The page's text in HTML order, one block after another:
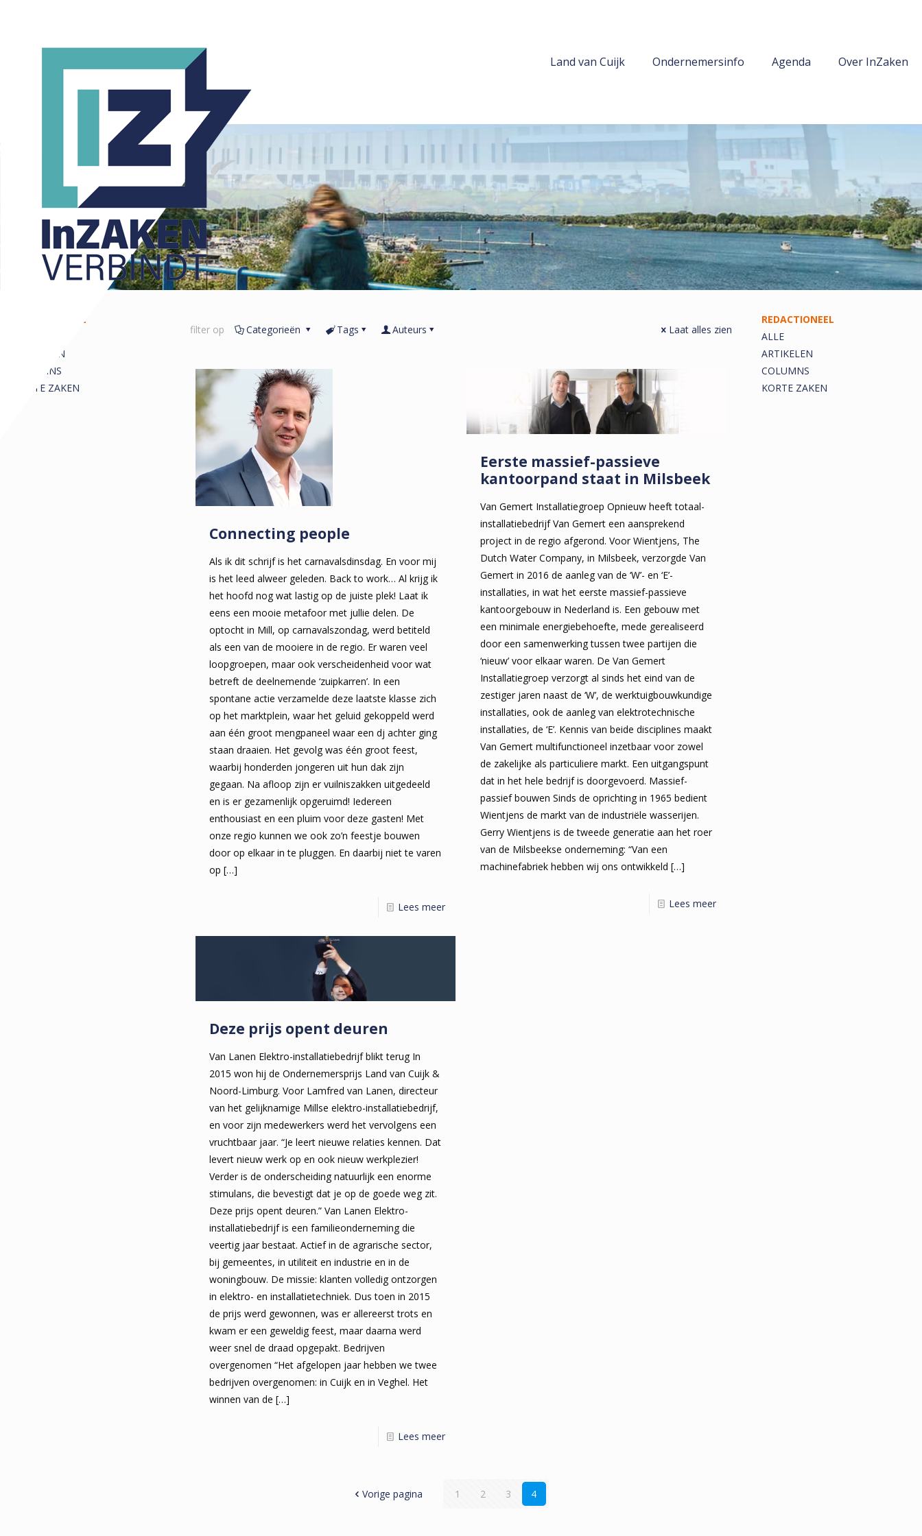
Land van Cuijk Ondernemersinfo Agenda Over InZaken
filter op Categorieën Tags Auteurs Laat alles zien
Connecting people
Als ik dit schrijf is het carnavalsdinsdag. En voor mij
is het leed alweer geleden. Back to work… Al krijg ik
het hoofd nog wat lastig op de juiste plek! Laat ik
eens een mooie metafoor met jullie delen. De
optocht in Mill, op carnavalszondag, werd betiteld
als een van de mooiere in de regio. Er waren veel
loopgroepen, maar ook verscheidenheid voor wat
betreft de deelnemende ‘zuipkarren’. In een
spontane actie verzamelde deze laatste klasse zich
op het marktplein, waar het geluid gekoppeld werd
aan één groot mengpaneel waar een dj achter ging
staan draaien. Het gevolg was één groot feest,
waarbij honderden jongeren uit hun dak zijn
gegaan. Na afloop zijn er vuilniszakken uitgedeeld
en is er gezamenlijk opgeruimd! Iedereen
enthousiast en een pluim voor deze gasten! Met
onze regio kunnen we ook zo’n feestje bouwen
door op elkaar in te pluggen. En daarbij niet te varen
op […]
Lees meer
Eerste massief-passieve
kantoorpand staat in Milsbeek
Van Gemert Installatiegroep Opnieuw heeft totaal-
installatiebedrijf Van Gemert een aansprekend
project in de regio afgerond. Voor Wientjens, The
Dutch Water Company, in Milsbeek, verzorgde Van
Gemert in 2016 de aanleg van de ‘W’- en ‘E’-
installaties, in wat het eerste massief-passieve
kantoorgebouw in Nederland is. Een gebouw met
een minimale energiebehoefte, mede gerealiseerd
door een samenwerking tussen twee partijen die
‘nieuw’ voor elkaar waren. De Van Gemert
Installatiegroep verzorgt al sinds het eind van de
zestiger jaren naast de ‘W’, de werktuigbouwkundige
installaties, ook de aanleg van elektrotechnische
installaties, de ‘E’. Kennis van beide disciplines maakt
Van Gemert multifunctioneel inzetbaar voor zowel
de zakelijke als particuliere markt. Een uitgangspunt
dat in het hele bedrijf is doorgevoerd. Massief-
passief bouwen Sinds de oprichting in 1965 bedient
Wientjens de markt van de industriële wasserijen.
Gerry Wientjens is de tweede generatie aan het roer
van de Milsbeekse onderneming: “Van een
machinefabriek hebben wij ons ontwikkeld […]
Lees meer
Deze prijs opent deuren
Van Lanen Elektro-installatiebedrijf blikt terug In
2015 won hij de Ondernemersprijs Land van Cuijk &
Noord-Limburg. Voor Lamfred van Lanen, directeur
van het gelijknamige Millse elektro-installatiebedrijf,
en voor zijn medewerkers werd het vervolgens een
vruchtbaar jaar. “Je leert nieuwe relaties kennen. Dat
levert nieuw werk op en ook nieuw werkplezier!
Verder is de onderscheiding natuurlijk een enorme
stimulans, die bevestigt dat je op de goede weg zit.
Deze prijs opent deuren.” Van Lanen Elektro-
installatiebedrijf is een familieonderneming die
veertig jaar bestaat. Actief in de agrarische sector,
bij gemeentes, in utiliteit en industrie en in de
woningbouw. De missie: klanten volledig ontzorgen
in elektro- en installatietechniek. Dus toen in 2015
de prijs werd gewonnen, was er allereerst trots en
kwam er een geweldig feest, maar daarna werd
weer snel de draad opgepakt. Bedrijven
overgenomen “Het afgelopen jaar hebben we twee
bedrijven overgenomen: in Cuijk en in Veghel. Het
winnen van de […]
Lees meer
Vorige pagina 1 2 3 4
REDACTIONEEL
ARTIKELEN
COLUMNS
KORTE ZAKEN
REDACTIONEEL
ALLE
ARTIKELEN
COLUMNS
KORTE ZAKEN